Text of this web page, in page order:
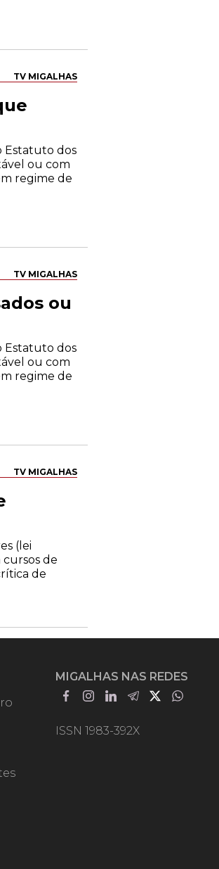
TV MIGALHAS
Estatuto dos
ou com
regime de
TV MIGALHAS
ou
Estatuto dos
ou com
regime de
TV MIGALHAS
(lei
de
de
MIGALHAS NAS REDES
ISSN 1983-392X